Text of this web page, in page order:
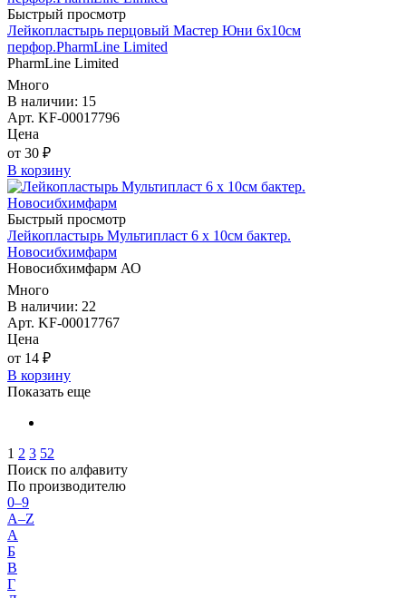
Быстрый просмотр
Лейкопластырь перцовый Мастер Юни 6х10см
перфор.PharmLine Limited
PharmLine Limited
Много
В наличии: 15
Арт. KF-00017796
Цена
от 30 ₽
В корзину
Быстрый просмотр
Лейкопластырь Мультипласт 6 х 10см бактер.
Новосибхимфарм
Новосибхимфарм АО
Много
В наличии: 22
Арт. KF-00017767
Цена
от 14 ₽
В корзину
Показать еще
1 2 3 52
Поиск по алфавиту
По производителю
0–9
A–Z
А
Б
В
Г